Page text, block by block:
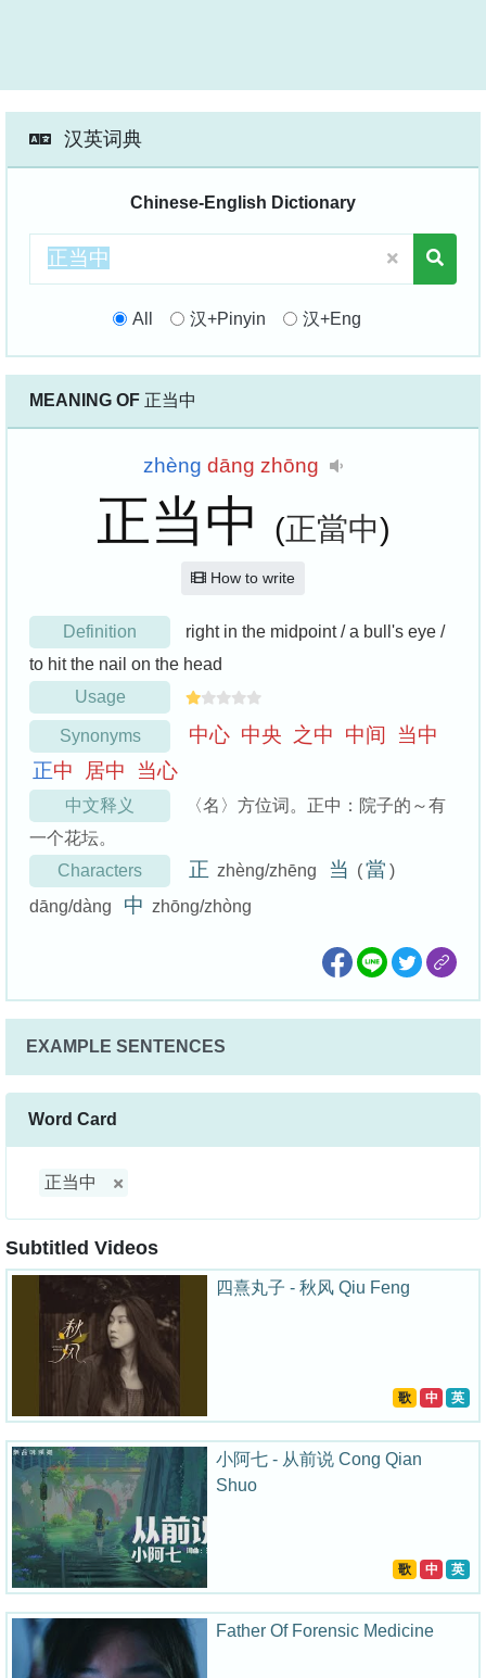
汉英词典
Chinese-English Dictionary
All 汉+Pinyin 汉+Eng
MEANING OF 正当中
zhèng dāng zhōng
正当中 (正當中)
How to write
Definition
right in the midpoint / a bull's eye /
to hit the nail on the head
Usage
Synonyms 中心 中央 之中 中间 当中
正中 居中 当心
中文释义
〈名〉方位词。正中：院子的～有
一个花坛。
Characters
正 zhèng/zhēng 当 (當 )
dāng/dàng
中 zhōng/zhòng
EXAMPLE SENTENCES
Word Card
正当中
Subtitled Videos
四熹丸子 - 秋风 Qiu Feng
歌 中 英
小阿七 - 从前说 Cong Qian
Shuo
歌 中 英
Father Of Forensic Medicine